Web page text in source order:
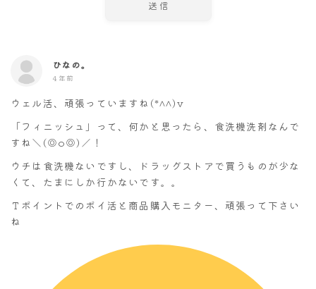
ひなの。
4年前
ウェル活、頑張っていますね(*^^)v
「フィニッシュ」って、何かと思ったら、食洗機洗剤なんで
すね＼(◎o◎)／！
ウチは食洗機ないですし、ドラッグストアで買うものが少な
くて、たまにしか行かないです。。
Ｔポイントでのポイ活と商品購入モニター、頑張って下さい
ね